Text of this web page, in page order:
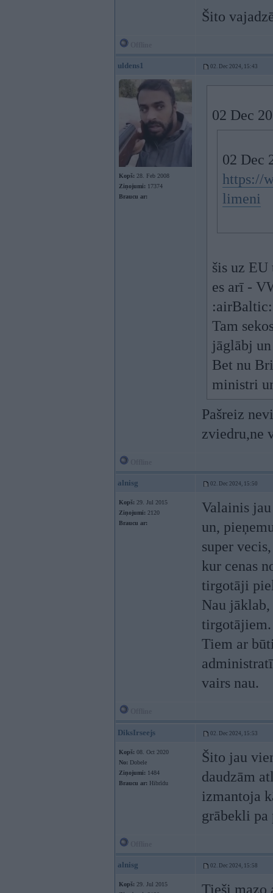
Šito
uldens1 02. Dec 2024, 15:43
Kopš: 28. Feb 2008
Ziņojumi: 17374
Braucu ar:
02 Dec
02 Dec
https://
limeni
šis uz
es arī -
:airBaltic:
Tam
jāglābj
Bet nu
ministri
Pašreiz
zviedru,ne
alnisg 02. Dec 2024, 15:50
Kopš: 29. Jul 2015
Ziņojumi: 2120
Braucu ar:
Valainis
un,
super
kur cenas
tirgotāji
Nau
tirgotājiem.
Tiem ar
vairs nau.
DiksIrseejs 02. Dec 2024, 15:53
Kopš: 08. Oct 2020
No: Dobele
Ziņojumi: 1484
Braucu ar: Hibrīdu
Šito jau
daudzām
izmantoja
grābekli pa
alnisg 02. Dec 2024, 15:58
Kopš: 29. Jul 2015
Tieši mazo